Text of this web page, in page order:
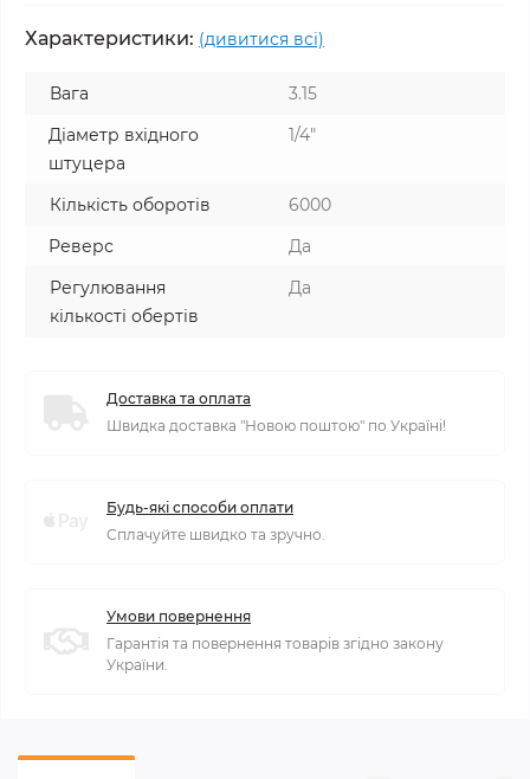
Характеристики: (дивитися всі)
Вага
3.15
Діаметр вхідного
штуцера
1/4"
Кількість оборотів
6000
Реверс
Да
Регулювання
кількості обертів
Да
Доставка та оплата
Швидка доставка "Новою поштою" по Україні!
Будь-які способи оплати
Сплачуйте швидко та зручно.
Умови повернення
Гарантія та повернення товарів згідно закону
України.